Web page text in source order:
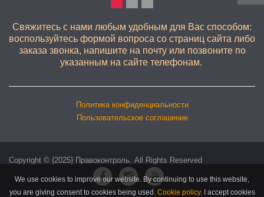
Свяжитесь с нами любым удобным для Вас способом:
воспользуйтесь формой вопроса со страниц сайта либо
заказа звонка, напишите на почту или позвоните по
указанным на сайте телефонам.
Политика конфиденциальности
Пользовательское соглашение
Copyright © {2025} Правоконтроль. All Rights Reserved
We use cookies to improve our website. By continuing to use this website,
you are giving consent to cookies being used. Cookie policy.I accept cookies